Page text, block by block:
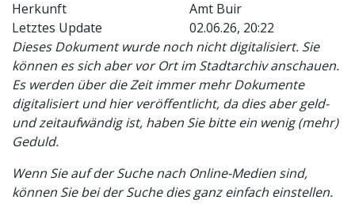
Herkunft
Amt Buir
Letztes Update
02.06.26, 20:22
Dieses Dokument wurde noch nicht digitalisiert. Sie
können es sich aber vor Ort im Stadtarchiv anschauen.
Es werden über die Zeit immer mehr Dokumente
digitalisiert und hier veröffentlicht, da dies aber geld-
und zeitaufwändig ist, haben Sie bitte ein wenig (mehr)
Geduld.
Wenn Sie auf der Suche nach Online-Medien sind,
können Sie bei der Suche dies ganz einfach einstellen.